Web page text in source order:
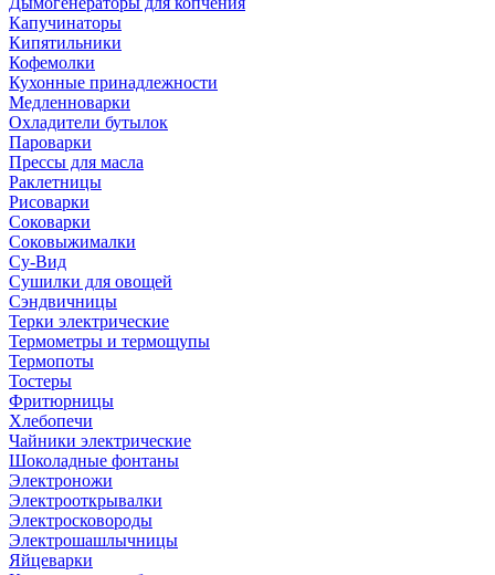
Капучинаторы
Кипятильники
Кофемолки
Кухонные принадлежности
Медленноварки
Охладители бутылок
Пароварки
Прессы для масла
Раклетницы
Рисоварки
Соковарки
Соковыжималки
Су-Вид
Сушилки для овощей
Сэндвичницы
Терки электрические
Термометры и термощупы
Термопоты
Тостеры
Фритюрницы
Хлебопечи
Чайники электрические
Шоколадные фонтаны
Электроножи
Электрооткрывалки
Электросковороды
Электрошашлычницы
Яйцеварки